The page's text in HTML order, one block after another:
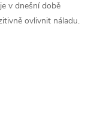
v dnešní době
ovlivnit náladu.